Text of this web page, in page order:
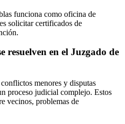
funciona como oficina de
solicitar certificados de
resuelven en el Juzgado de
menores y disputas
proceso judicial complejo. Estos
vecinos, problemas de